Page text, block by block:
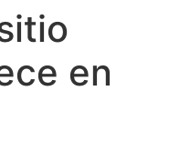
en